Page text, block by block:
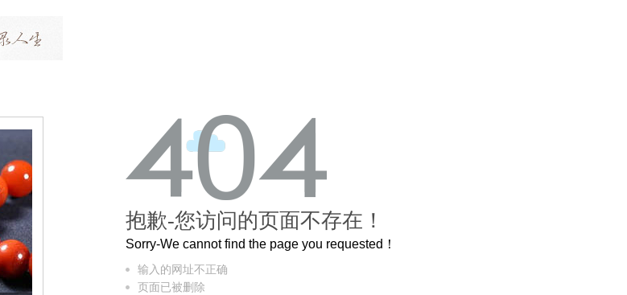
抱歉-您访问的页面不存在！
Sorry-We cannot find the page you requested！
输入的网址不正确
页面已被删除